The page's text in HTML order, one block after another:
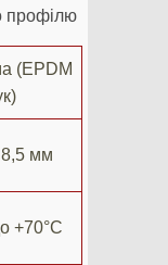
профілю
(EPDM
мм
+70°C